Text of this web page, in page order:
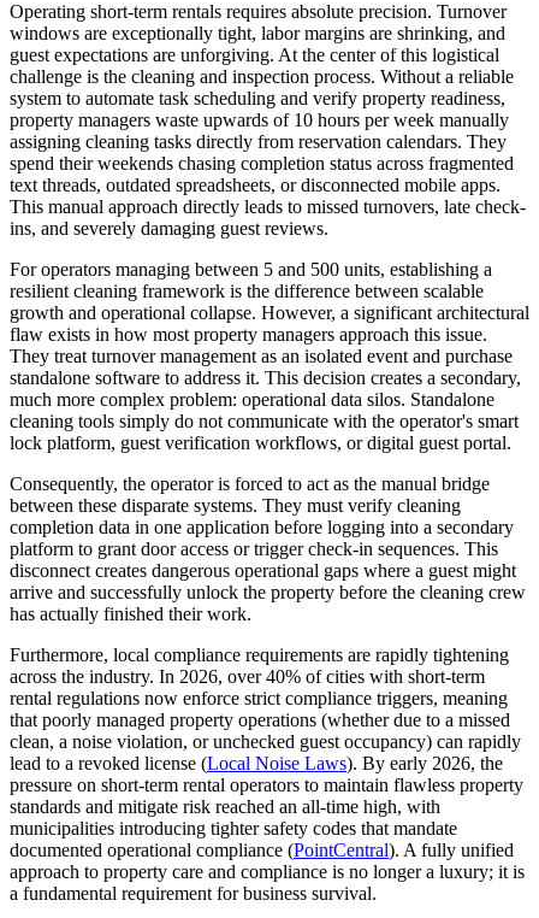
Operating short-term rentals requires absolute precision. Turnover
windows are exceptionally tight, labor margins are shrinking, and
guest expectations are unforgiving. At the center of this logistical
challenge is the cleaning and inspection process. Without a reliable
system to automate task scheduling and verify property readiness,
property managers waste upwards of 10 hours per week manually
assigning cleaning tasks directly from reservation calendars. They
spend their weekends chasing completion status across fragmented
text threads, outdated spreadsheets, or disconnected mobile apps.
This manual approach directly leads to missed turnovers, late check-
ins, and severely damaging guest reviews.
For operators managing between 5 and 500 units, establishing a
resilient cleaning framework is the difference between scalable
growth and operational collapse. However, a significant architectural
flaw exists in how most property managers approach this issue.
They treat turnover management as an isolated event and purchase
standalone software to address it. This decision creates a secondary,
much more complex problem: operational data silos. Standalone
cleaning tools simply do not communicate with the operator's smart
lock platform, guest verification workflows, or digital guest portal.
Consequently, the operator is forced to act as the manual bridge
between these disparate systems. They must verify cleaning
completion data in one application before logging into a secondary
platform to grant door access or trigger check-in sequences. This
disconnect creates dangerous operational gaps where a guest might
arrive and successfully unlock the property before the cleaning crew
has actually finished their work.
Furthermore, local compliance requirements are rapidly tightening
across the industry. In 2026, over 40% of cities with short-term
rental regulations now enforce strict compliance triggers, meaning
that poorly managed property operations (whether due to a missed
clean, a noise violation, or unchecked guest occupancy) can rapidly
lead to a revoked license (Local Noise Laws). By early 2026, the
pressure on short-term rental operators to maintain flawless property
standards and mitigate risk reached an all-time high, with
municipalities introducing tighter safety codes that mandate
documented operational compliance (PointCentral). A fully unified
approach to property care and compliance is no longer a luxury; it is
a fundamental requirement for business survival.